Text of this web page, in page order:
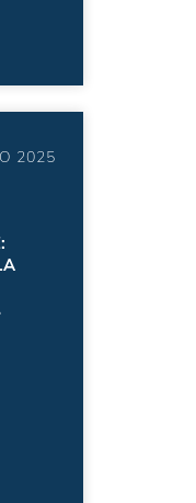
2025